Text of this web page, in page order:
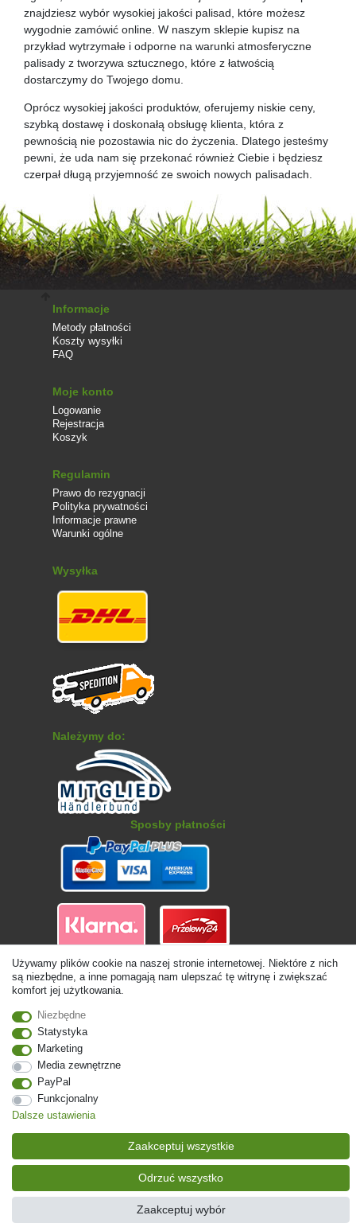
znajdziesz wybór wysokiej jakości palisad, które możesz
wygodnie zamówić online. W naszym sklepie kupisz na
przykład wytrzymałe i odporne na warunki atmosferyczne
palisady z tworzywa sztucznego, które z łatwością
dostarczymy do Twojego domu.
Oprócz wysokiej jakości produktów, oferujemy niskie ceny,
szybką dostawę i doskonałą obsługę klienta, która z
pewnością nie pozostawia nic do życzenia. Dlatego jesteśmy
pewni, że uda nam się przekonać również Ciebie i będziesz
czerpał długą przyjemność ze swoich nowych palisadach.
Informacje
Metody płatności
Koszty wysyłki
FAQ
Moje konto
Logowanie
Rejestracja
Koszyk
Regulamin
Prawo do rezygnacji
Polityka prywatności
Informacje prawne
Warunki ogólne
Wysyłka
Należymy do:
Sposby płatności
© Copyright 2026 | Wszelkie prawa zastrzezone. - Ceny zawierają
ustawę 19% VAT Ceny podstawowe zobacz szczegóły artykułu | * Dotyczy
Odstąp od umowy tutaj
Używamy plików cookie na naszej stronie internetowej. Niektóre z nich
są niezbędne, a inne pomagają nam ulepszać tę witrynę i zwiększać
komfort jej użytkowania.
Niezbędne
Statystyka
Marketing
Media zewnętrzne
PayPal
Funkcjonalny
Dalsze ustawienia
Zaakceptuj wszystkie
Odrzuć wszystko
Zaakceptuj wybór